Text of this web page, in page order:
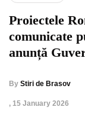
Proiectele
comunicate
anunță
By Stiri de Brasov
, 15 January 2026